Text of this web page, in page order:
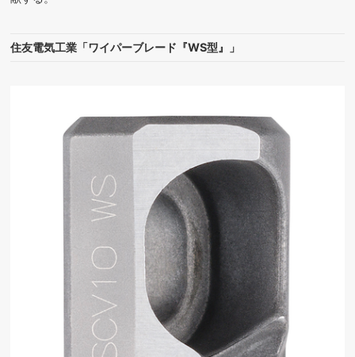
住友電気工業「ワイパーブレード『WS型』」